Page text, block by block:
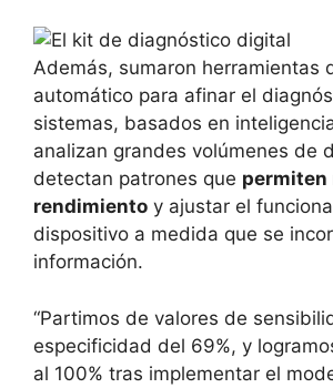
Además, sumaron herramientas
automático para afinar el
sistemas, basados en
analizan grandes volúmenes de
detectan patrones que permiten
rendimiento y ajustar el
dispositivo a medida que se
información.
“Partimos de valores de
especificidad del 69%, y
al 100% tras implementar el